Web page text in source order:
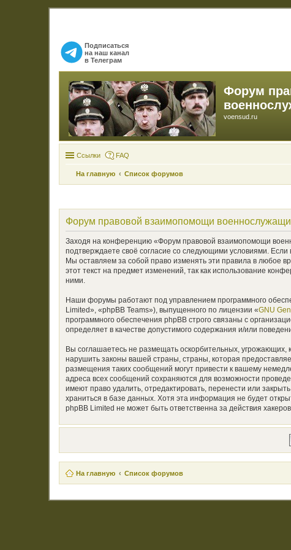
Подписаться
на наш канал
в Телеграм
Форум
voensud.ru
Ссылки FAQ
На главную Список форумов
Форум правовой взаимопомощи
Заходя на конференцию «Форум правовой взаимопомощи
подтверждаете своё согласие со следующими условиями.
Мы оставляем за собой право изменять эти правила в любое
этот текст на предмет изменений, так как использование
ними.
Наши форумы работают под управлением программного
Limited», «phpBB Teams»), выпущенного по лицензии «GNU
программного обеспечения phpBB строго связаны с
определяет в качестве допустимого содержания и/или
Вы соглашаетесь не размещать оскорбительных, угрожающих,
нарушить законы вашей страны, страны, которая
размещения таких сообщений могут привести к вашему
адреса всех сообщений сохраняются для возможности
имеют право удалить, отредактировать, перенести или
храниться в базе данных. Хотя эта информация не будет
phpBB Limited не может быть ответственна за действия
На главную Список форумов